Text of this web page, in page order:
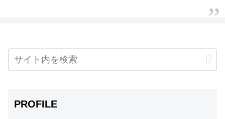
PROFILE